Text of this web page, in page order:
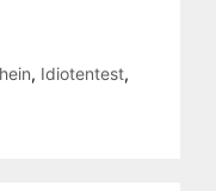
, Idiotentest,